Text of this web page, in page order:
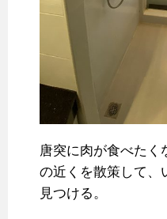
唐突に肉が食べたく
の近くを散策して、
見つける。